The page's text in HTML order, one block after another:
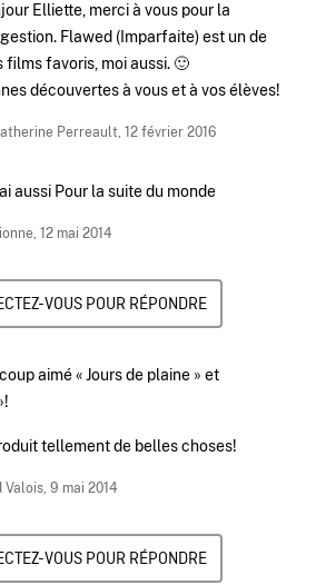
Elliette, merci à vous pour la
Flawed (Imparfaite) est un de
films favoris, moi aussi. 🙂
découvertes à vous et à vos élèves!
Perreault, 12 février 2016
aussi Pour la suite du monde
12 mai 2014
VOUS POUR RÉPONDRE
aimé « Jours de plaine » et
tellement de belles choses!
9 mai 2014
VOUS POUR RÉPONDRE